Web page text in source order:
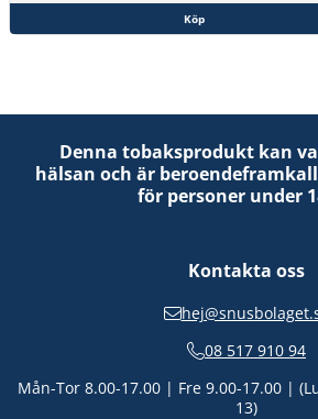
Köp
Denna tobaksprodukt kan
hälsan och är
för personer under
Kontakta oss
08 517 910 94
Mån-Tor 8.00-17.00 | Fre 9.00-17.00 |
13)